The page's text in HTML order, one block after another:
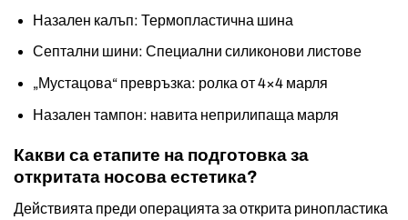
Назален калъп: Термопластична шина
Септални шини: Специални силиконови листове
„Мустацова“ превръзка: ролка от 4×4 марля
Назален тампон: навита неприлипаща марля
Какви са етапите на подготовка за
откритата носова естетика?
Действията преди операцията за открита ринопластика